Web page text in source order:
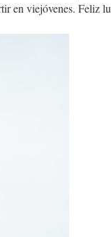
en viejóvenes. Feliz